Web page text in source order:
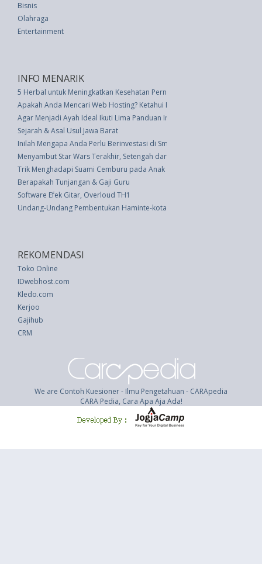
Bisnis
Olahraga
Entertainment
INFO MENARIK
5 Herbal untuk Meningkatkan Kesehatan Pernapasan Anda
Apakah Anda Mencari Web Hosting? Ketahui Beberapa Tips Berikut
Agar Menjadi Ayah Ideal Ikuti Lima Panduan Ini
Sejarah & Asal Usul Jawa Barat
Inilah Mengapa Anda Perlu Berinvestasi di Smart Akuarium
Menyambut Star Wars Terakhir, Setengah dari Manusia Percaya akan
Trik Menghadapi Suami Cemburu pada Anak Pertama
Berapakah Tunjangan & Gaji Guru
Software Efek Gitar, Overloud TH1
Undang-Undang Pembentukan Haminte-kota Yogyakarta (UU 17 thn 1947)
REKOMENDASI
Toko Online
IDwebhost.com
Kledo.com
Kerjoo
Gajihub
CRM
We are Contoh Kuesioner - Ilmu Pengetahuan - CARApedia
CARA Pedia, Cara Apa Aja Ada!